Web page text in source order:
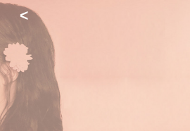
<